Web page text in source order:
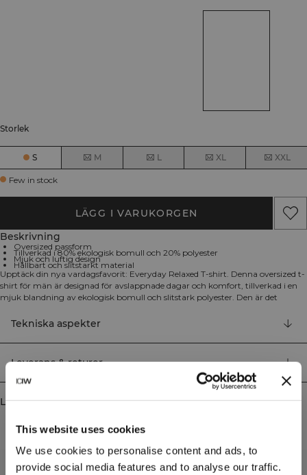
This website uses cookies
We use cookies to personalise content and ads, to
provide social media features and to analyse our traffic.
Storlek
S M L XL XXL
Few in stock
LÄGG I VARUKORGEN
Beskrivning
Oversized passform
Tillverkad i 80% ekologisk bomull och 20% polyester
Mjuk och luftig design
Hållbart och slitstarkt material
Upptäck din nya vardagsfavorit: Everyday Relaxed T-shirt. Denna oversized t-
shirt för män är designad för avslappnade dagar och komfort, tillverkad i en
mjuk blandning av ekologisk bomull och slitstark polyester. Den är det
Oversized passform som är bekväm och rymlig, perfekt för en avslappnad
look. Ekologisk bomull som är skonsam mot din hud och miljövänlig.
Mångsidig stil som passar för alla vardagliga tillfällen, från hemmabruk till
Tekniska aspekter
Leverans & returer
Liknande produkter